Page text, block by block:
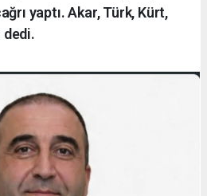
yaptı. Akar, Türk, Kürt,
dedi.